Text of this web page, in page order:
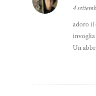
4
adoro il
Un